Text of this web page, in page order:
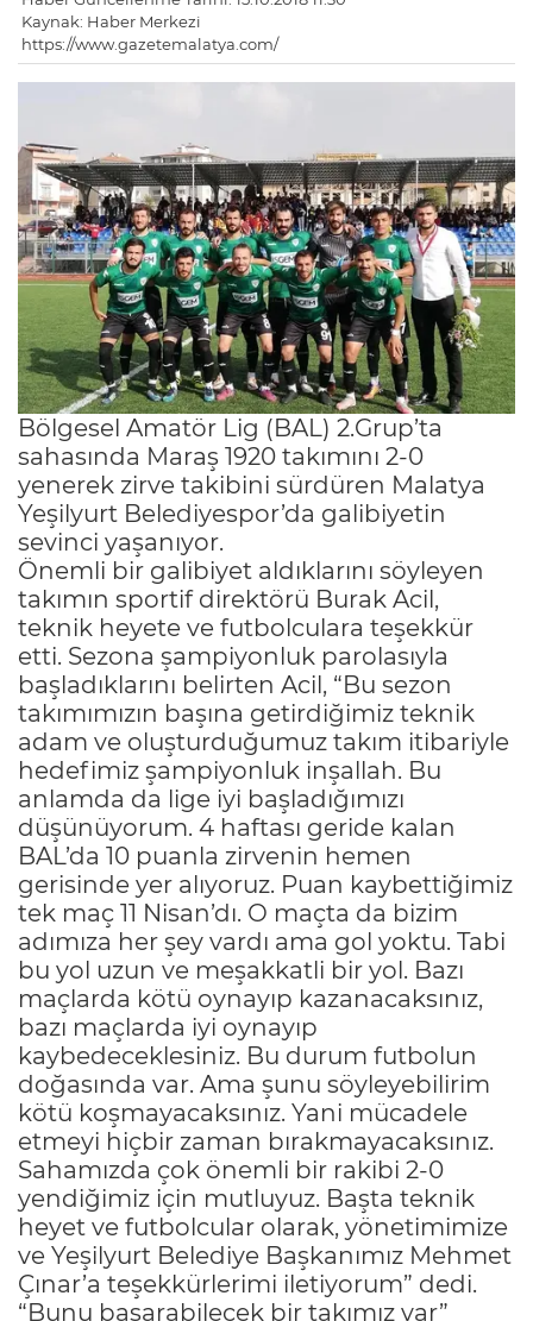
Kaynak: Haber Merkezi
https://www.gazetemalatya.com/
Bölgesel Amatör Lig (BAL) 2.Grup’ta
sahasında Maraş 1920 takımını 2-0
yenerek zirve takibini sürdüren Malatya
Yeşilyurt Belediyespor’da galibiyetin
sevinci yaşanıyor.
Önemli bir galibiyet aldıklarını söyleyen
takımın sportif direktörü Burak Acil,
teknik heyete ve futbolculara teşekkür
etti. Sezona şampiyonluk parolasıyla
başladıklarını belirten Acil, “Bu sezon
takımımızın başına getirdiğimiz teknik
adam ve oluşturduğumuz takım itibariyle
hedefimiz şampiyonluk inşallah. Bu
anlamda da lige iyi başladığımızı
düşünüyorum. 4 haftası geride kalan
BAL’da 10 puanla zirvenin hemen
gerisinde yer alıyoruz. Puan kaybettiğimiz
tek maç 11 Nisan’dı. O maçta da bizim
adımıza her şey vardı ama gol yoktu. Tabi
bu yol uzun ve meşakkatli bir yol. Bazı
maçlarda kötü oynayıp kazanacaksınız,
bazı maçlarda iyi oynayıp
kaybedeceklesiniz. Bu durum futbolun
doğasında var. Ama şunu söyleyebilirim
kötü koşmayacaksınız. Yani mücadele
etmeyi hiçbir zaman bırakmayacaksınız.
Sahamızda çok önemli bir rakibi 2-0
yendiğimiz için mutluyuz. Başta teknik
heyet ve futbolcular olarak, yönetimimize
ve Yeşilyurt Belediye Başkanımız Mehmet
Çınar’a teşekkürlerimi iletiyorum” dedi.
“Bunu başarabilecek bir takımız var”